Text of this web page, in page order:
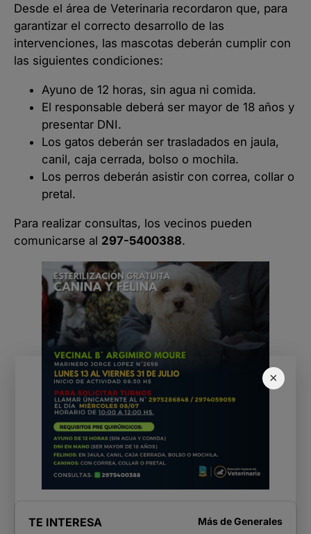
×
Desde el área de Veterinaria recordaron que, para
garantizar el correcto desarrollo de las
intervenciones, las mascotas deberán cumplir con
las siguientes condiciones:
Ayuno de 12 horas, sin agua ni comida.
El responsable deberá ser mayor de 18 años y
presentar DNI.
Los gatos deberán ser trasladados en jaula,
canil, caja cerrada, bolso o mochila.
Los perros deberán asistir con correa, collar o
pretal.
Para realizar consultas, los vecinos pueden
comunicarse al 297-5400388.
TE INTERESA Más deGenerales